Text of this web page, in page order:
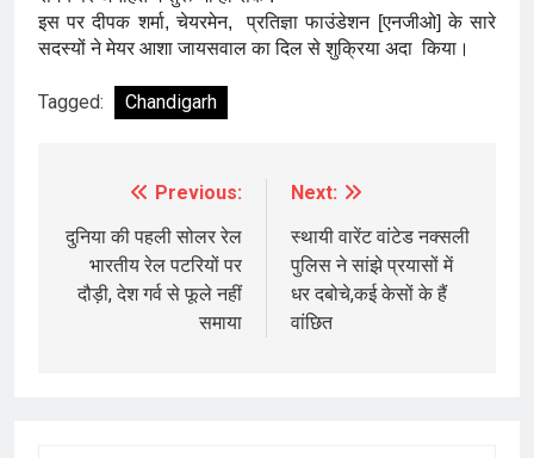
इस पर दीपक शर्मा, चेयरमेन, प्रतिज्ञा फाउंडेशन [एनजीओ] के सारे
सदस्यों ने मेयर आशा जायसवाल का दिल से शुक्रिया अदा किया।
Tagged: Chandigarh
navigation
Previous:
दुनिया की पहली सोलर रेल
भारतीय रेल पटरियों पर
दौड़ी, देश गर्व से फूले नहीं
समाया
Next:
स्थायी वारेंट वांटेड नक्सली
पुलिस ने सांझे प्रयासों में
धर दबोचे,कई केसों के हैं
वांछित